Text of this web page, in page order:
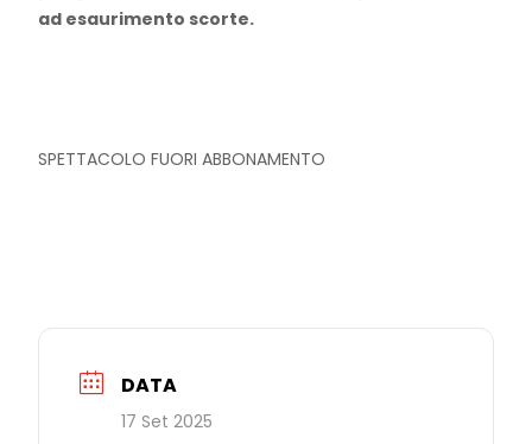
ad esaurimento scorte.
SPETTACOLO FUORI ABBONAMENTO
DATA
17 Set 2025